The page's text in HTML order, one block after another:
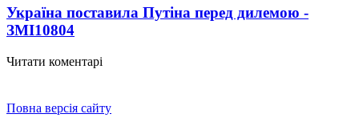
Україна поставила Путіна перед дилемою -
ЗМІ10804
Читати коментарі
Повна версія сайту